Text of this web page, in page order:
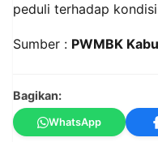
peduli terhadap
Sumber : PWMBK
Bagikan:
WhatsApp